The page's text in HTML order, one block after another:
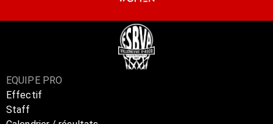
EQUIPE PRO
Effectif
Staff